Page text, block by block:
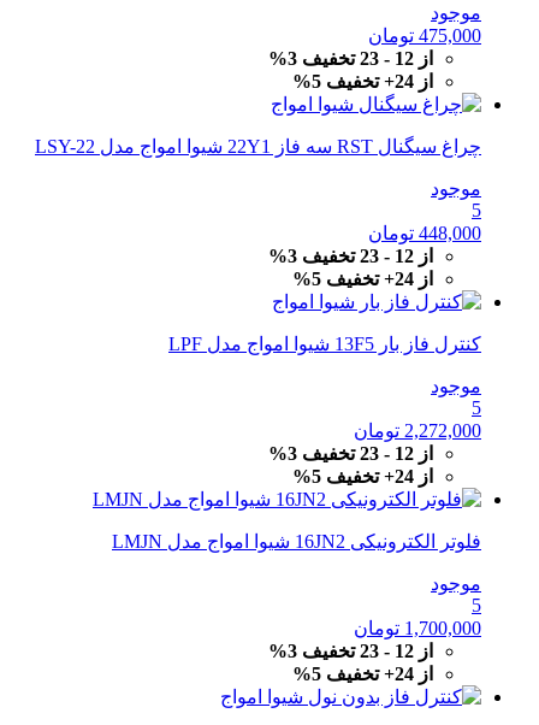
موجود
475,000 تومان
از 12 - 23 تخفیف 3%
از 24+ تخفیف 5%
چراغ سیگنال RST سه فاز 22Y1 شیوا امواج مدل LSY-22
موجود
5
448,000 تومان
از 12 - 23 تخفیف 3%
از 24+ تخفیف 5%
کنترل فاز بار 13F5 شیوا امواج مدل LPF
موجود
5
2,272,000 تومان
از 12 - 23 تخفیف 3%
از 24+ تخفیف 5%
فلوتر الکترونیکی 16JN2 شیوا امواج مدل LMJN
موجود
5
1,700,000 تومان
از 12 - 23 تخفیف 3%
از 24+ تخفیف 5%